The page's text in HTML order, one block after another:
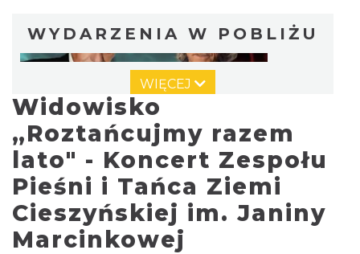
WYDARZENIA W POBLIŻU
„Daniec kontra Kryszak”
Cieszyn
2026-11-08
0.01 km
WIĘCEJ
Widowisko
„Roztańcujmy razem
lato" - Koncert Zespołu
Pieśni i Tańca Ziemi
Cieszyńskiej im. Janiny
Marcinkowej